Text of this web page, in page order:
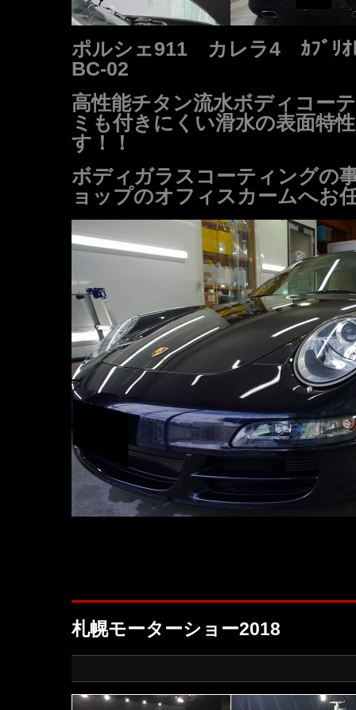
ポルシェ911 カレラ4 ｶﾌﾞ
BC-02
高性能チタン流水ボディコー
ミも付きにくい滑水の表面特
す！！
ボディガラスコーティングの
ョップのオフィスカームへお
札幌モーターショー2018